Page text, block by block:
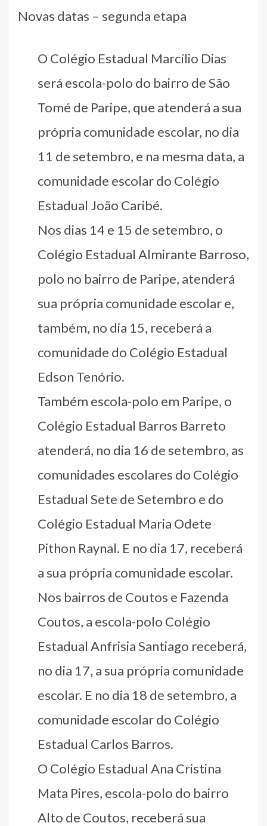
Novas datas – segunda etapa
O Colégio Estadual Marcílio Dias
será escola-polo do bairro de São
Tomé de Paripe, que atenderá a sua
própria comunidade escolar, no dia
11 de setembro, e na mesma data, a
comunidade escolar do Colégio
Estadual João Caribé.
Nos dias 14 e 15 de setembro, o
Colégio Estadual Almirante Barroso,
polo no bairro de Paripe, atenderá
sua própria comunidade escolar e,
também, no dia 15, receberá a
comunidade do Colégio Estadual
Edson Tenório.
Também escola-polo em Paripe, o
Colégio Estadual Barros Barreto
atenderá, no dia 16 de setembro, as
comunidades escolares do Colégio
Estadual Sete de Setembro e do
Colégio Estadual Maria Odete
Pithon Raynal. E no dia 17, receberá
a sua própria comunidade escolar.
Nos bairros de Coutos e Fazenda
Coutos, a escola-polo Colégio
Estadual Anfrisia Santiago receberá,
no dia 17, a sua própria comunidade
escolar. E no dia 18 de setembro, a
comunidade escolar do Colégio
Estadual Carlos Barros.
O Colégio Estadual Ana Cristina
Mata Pires, escola-polo do bairro
Alto de Coutos, receberá sua